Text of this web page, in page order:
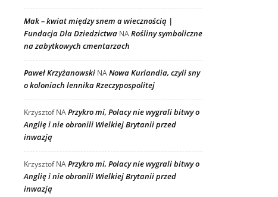
Mak – kwiat między snem a wiecznością |
Fundacja Dla Dziedzictwa NARośliny symboliczne
na zabytkowych cmentarzach
Paweł Krzyżanowski NANowa Kurlandia, czyli sny
o koloniach lennika Rzeczypospolitej
KrzysztofNAPrzykro mi, Polacy nie wygrali bitwy o
Anglię i nie obronili Wielkiej Brytanii przed
inwazją
KrzysztofNAPrzykro mi, Polacy nie wygrali bitwy o
Anglię i nie obronili Wielkiej Brytanii przed
inwazją